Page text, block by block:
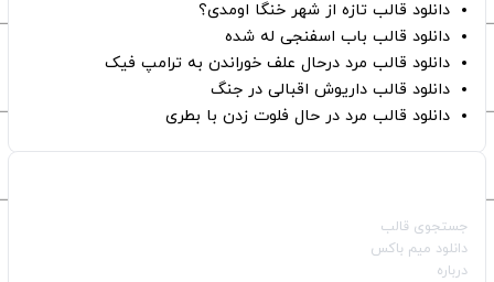
دانلود قالب تازه از شهر خنگا اومدی؟
دانلود قالب باب اسفنجی له شده
دانلود قالب مرد درحال علف خوراندن به ترامپ فیک
دانلود قالب داریوش اقبالی در جنگ
دانلود قالب مرد در حال فلوت زدن با بطری
جستجوی قالب
دانلود میم باکس
درباره